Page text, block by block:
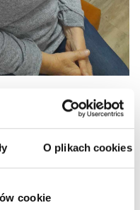
O plikach cookies
cookie